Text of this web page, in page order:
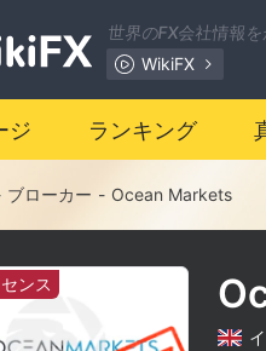
世界のFX会社情報
WikiFX
ジ ランキング
ブローカー - Ocean Markets
ンス